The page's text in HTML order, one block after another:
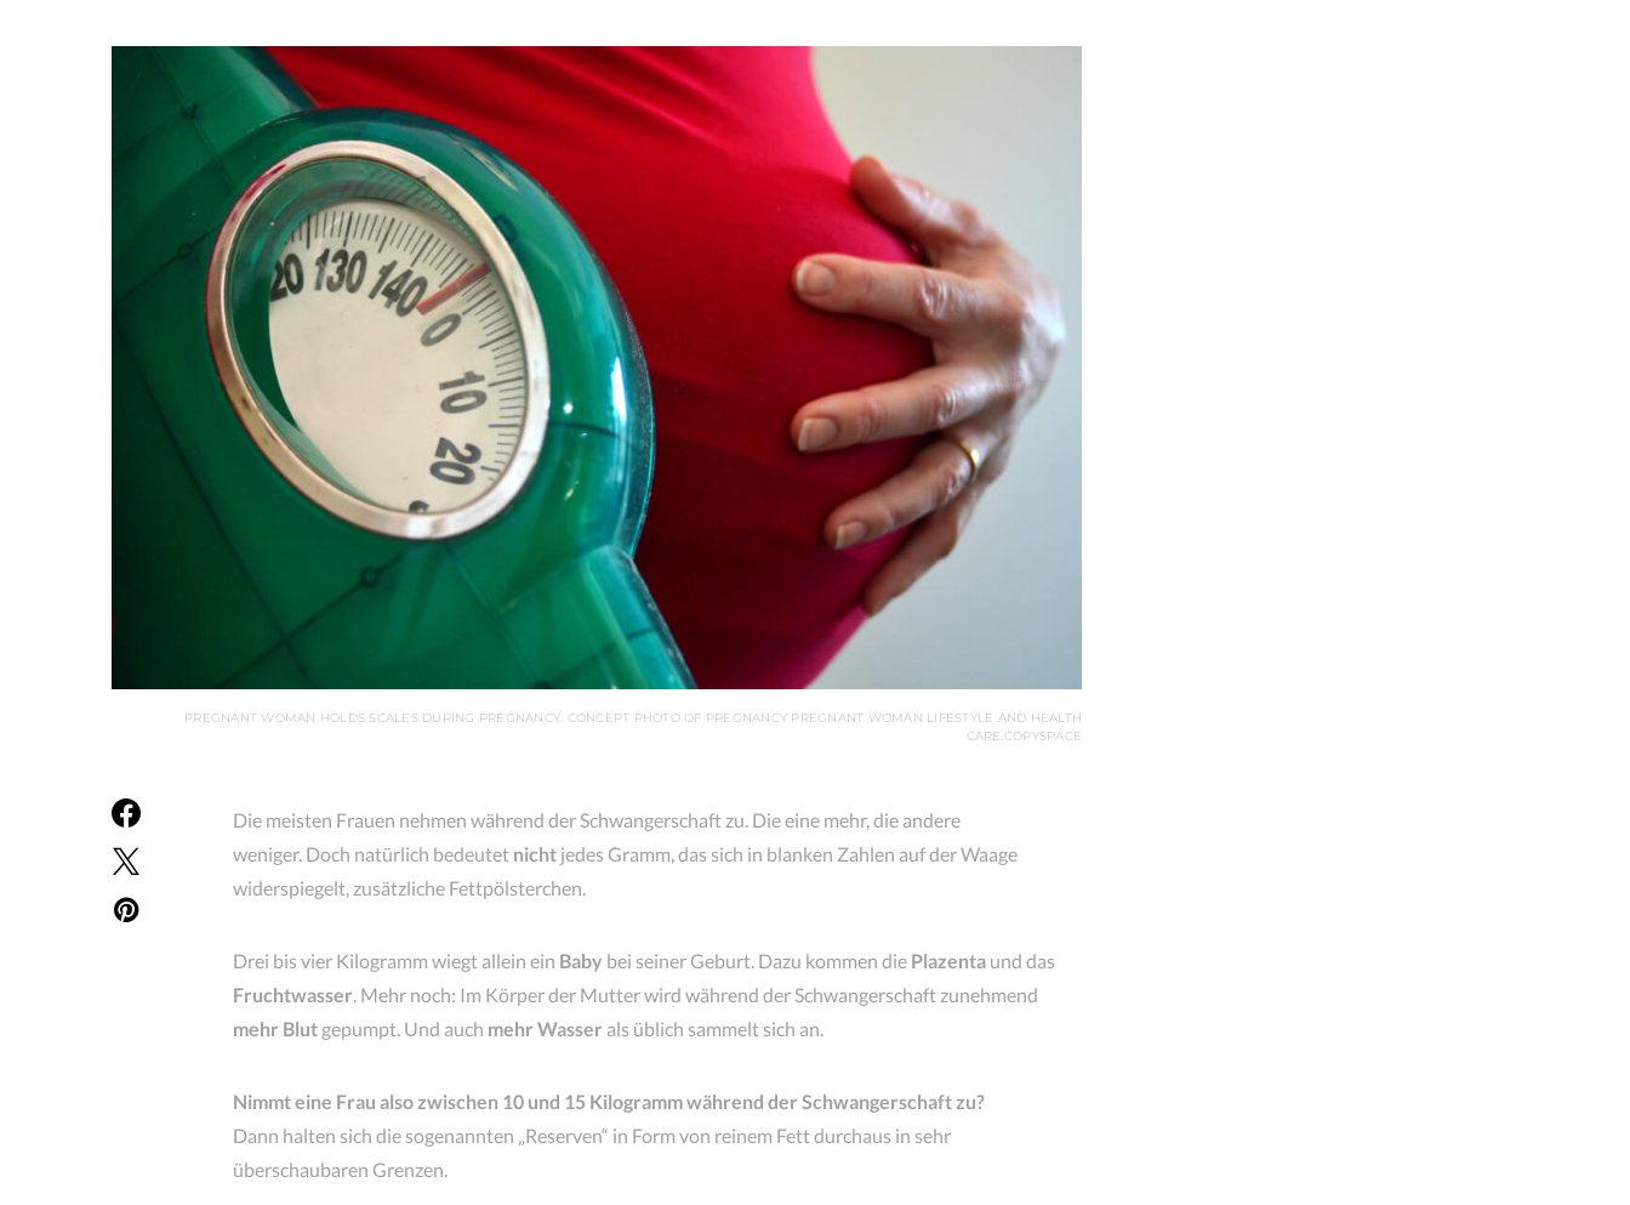
PREGNANT WOMAN HOLDS SCALES DURING PREGNANCY. CONCEPT PHOTO OF PREGNANCY PREGNANT WOMAN LIFESTYLE AND HEALTH
CARE.COPYSPACE
Die meisten Frauen nehmen während der Schwangerschaft zu. Die eine mehr, die andere
weniger. Doch natürlich bedeutet nicht jedes Gramm, das sich in blanken Zahlen auf der Waage
widerspiegelt, zusätzliche Fettpölsterchen.
Drei bis vier Kilogramm wiegt allein ein Baby bei seiner Geburt. Dazu kommen die Plazenta und das
Fruchtwasser . Mehr noch: Im Körper der Mutter wird während der Schwangerschaft zunehmend
mehr Blut gepumpt. Und auch mehr Wasser als üblich sammelt sich an.
Nimmt eine Frau also zwischen 10 und 15 Kilogramm während der Schwangerschaft zu?
Dann halten sich die sogenannten „Reserven“ in Form von reinem Fett durchaus in sehr
überschaubaren Grenzen.